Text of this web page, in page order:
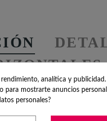
es un regalo entrañable
de
analítica y
para mostrarte anuncios
personales?